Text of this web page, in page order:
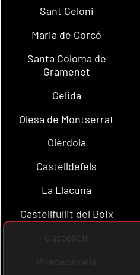
Sant Celoni
Maria de Corcó
Santa Coloma de
Gramenet
Gelida
Olesa de Montserrat
Olèrdola
Castelldefels
La Llacuna
Castellfullit del Boix
Castellcir
Viladecavalls